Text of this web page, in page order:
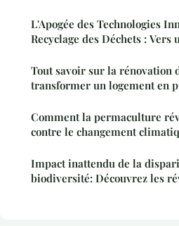
L'Apogée des Technologies
Recyclage des Déchets :
Tout savoir sur la rénovation
transformer un logement en
Comment la permaculture
contre le changement
Impact inattendu de la
biodiversité: Découvrez les